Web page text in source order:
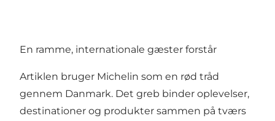
En ramme, internationale gæster forstår
Artiklen bruger Michelin som en rød tråd
gennem Danmark. Det greb binder oplevelser,
destinationer og produkter sammen på tværs